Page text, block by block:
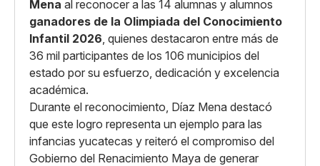
Mena al reconocer a las 14 alumnas y alumnos
ganadores de la Olimpiada del Conocimiento
Infantil 2026, quienes destacaron entre más de
36 mil participantes de los 106 municipios del
estado por su esfuerzo, dedicación y excelencia
académica.
Durante el reconocimiento, Díaz Mena destacó
que este logro representa un ejemplo para las
infancias yucatecas y reiteró el compromiso del
Gobierno del Renacimiento Maya de generar